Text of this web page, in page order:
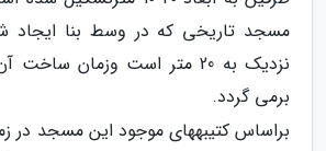
مسجد تاریخی که در وسط بنا
نزدیک به 20 متر است وزمان
برمی گردد.
براساس کتیبههای موجود این مسجد در